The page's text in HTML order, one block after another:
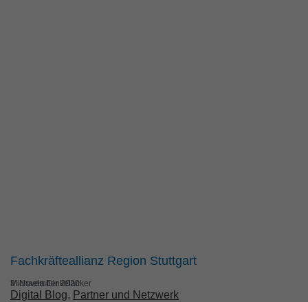
Fachkräfteallianz Region Stuttgart
Michaela Dinkelacker
3. November 2020
Digital Blog, Partner und Netzwerk